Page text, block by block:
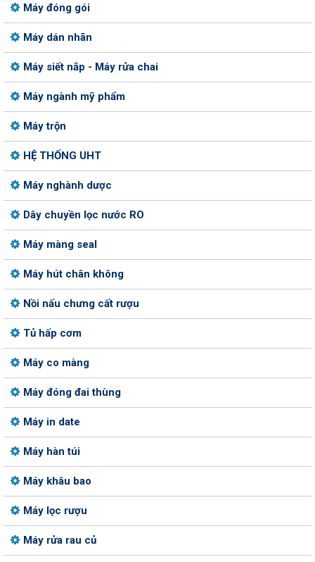
Máy đóng gói
Máy dán nhãn
Máy siết nắp - Máy rửa chai
Máy ngành mỹ phẩm
Máy trộn
HỆ THỐNG UHT
Máy nghành dược
Dây chuyền lọc nước RO
Máy màng seal
Máy hút chân không
Nồi nấu chưng cất rượu
Tủ hấp cơm
Máy co màng
Máy đóng đai thùng
Máy in date
Máy hàn túi
Máy khâu bao
Máy lọc rượu
Máy rửa rau củ